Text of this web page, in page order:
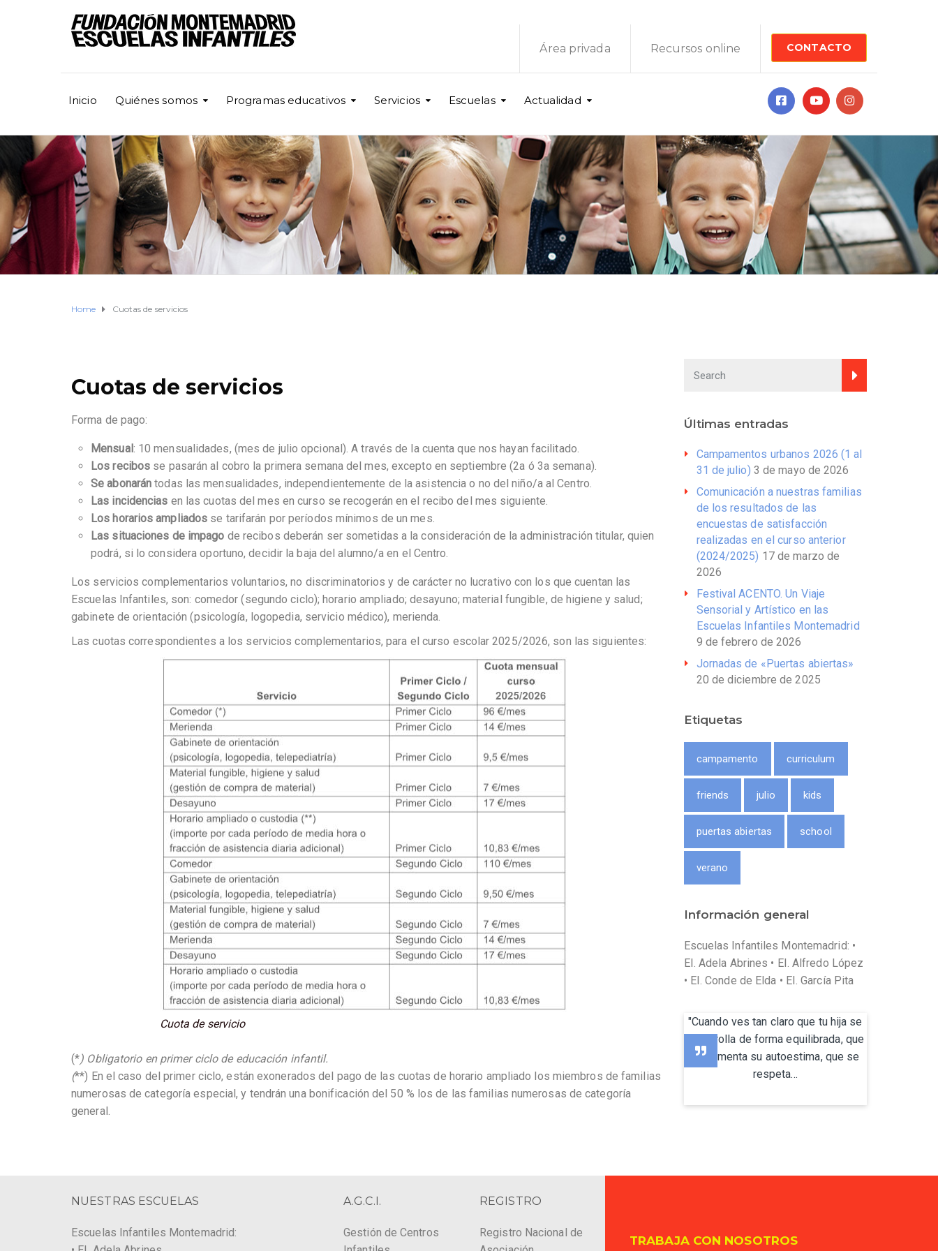
CONTACTO
Área privada Recursos online
Inicio Quiénes somos Programas educativos Servicios Escuelas Actualidad
Home Cuotas de servicios
Cuotas de servicios
Forma de pago:
Mensual : 10 mensualidades, (mes de julio opcional). A través de la cuenta que nos hayan facilitado.
Los recibos se pasarán al cobro la primera semana del mes, excepto en septiembre (2a ó 3a semana).
Se abonarán todas las mensualidades, independientemente de la asistencia o no del niño/a al Centro.
Las incidencias en las cuotas del mes en curso se recogerán en el recibo del mes siguiente.
Los horarios ampliados se tarifarán por períodos mínimos de un mes.
Las situaciones de impago de recibos deberán ser sometidas a la consideración de la administración titular, quien
podrá, si lo considera oportuno, decidir la baja del alumno/a en el Centro.
Los servicios complementarios voluntarios, no discriminatorios y de carácter no lucrativo con los que cuentan las
Escuelas Infantiles, son: comedor (segundo ciclo); horario ampliado; desayuno; material fungible, de higiene y salud;
gabinete de orientación (psicología, logopedia, servicio médico), merienda.
Las cuotas correspondientes a los servicios complementarios, para el curso escolar 2025/2026, son las siguientes:
Cuota de servicio
(*) Obligatorio en primer ciclo de educación infantil.
(**) En el caso del primer ciclo, están exonerados del pago de las cuotas de horario ampliado los miembros de familias
numerosas de categoría especial, y tendrán una bonificación del 50 % los de las familias numerosas de categoría
general.
Últimas entradas
Campamentos urbanos 2026 (1 al
31 de julio) 3 de mayo de 2026
Comunicación a nuestras familias
de los resultados de las
encuestas de satisfacción
realizadas en el curso anterior
(2024/2025) 17 de marzo de
2026
Festival ACENTO. Un Viaje
Sensorial y Artístico en las
Escuelas Infantiles Montemadrid
9 de febrero de 2026
Jornadas de «Puertas abiertas»
20 de diciembre de 2025
Etiquetas
campamento curriculum
friends julio kids
puertas abiertas school
verano
Información general
Escuelas Infantiles Montemadrid: •
EI. Adela Abrines • EI. Alfredo López
• EI. Conde de Elda • EI. García Pita
"Cuando ves tan claro que tu hija se
desarrolla de forma equilibrada, que
se fomenta su autoestima, que se
respeta...
NUESTRAS ESCUELAS
Escuelas Infantiles Montemadrid:
A.G.C.I.
Gestión de Centros
REGISTRO
Registro Nacional de
TRABAJA CON NOSOTROS